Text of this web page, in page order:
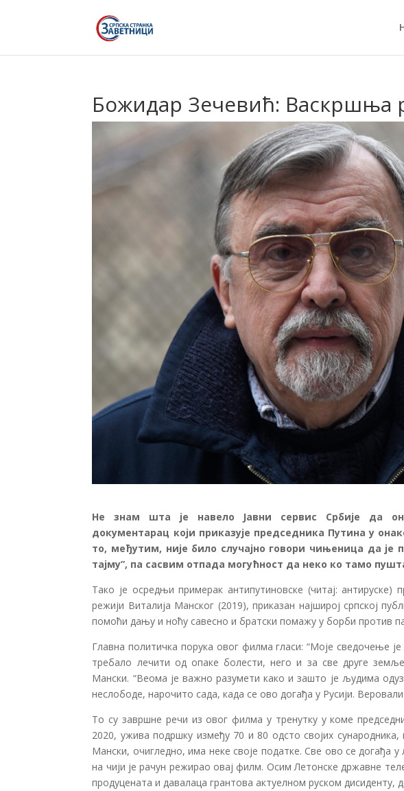
Божидар Зечевић: Васкршња
Не знам шта је навело Јавни сервис Србије да
документарац који приказује председника Путина у
то, међутим, није било случајно говори чињеница да је
тајму”, па сасвим отпада могућност да неко ко тамо
Тако је осредњи примерак антипутиновске (читај: антируске)
режији Виталија Манског (2019), приказан најширој српској
помоћи дању и ноћу савесно и братски помажу у борби против
Главна политичка порука овог филма гласи: “Моје сведочење
требало лечити од опаке болести, него и за све друге
Мански. “Веома је важно разумети како и зашто је људима
неслободе, нарочито сада, када се ово догађа у Русији.
То су завршне речи из овог филма у тренутку у коме
2020, ужива подршку између 70 и 80 одсто својих
Мански, очигледно, има неке своје податке. Све ово се догађа
на чији је рачун режирао овај филм. Осим Летонске државне
продуцената и давалаца грантова актуелном руском